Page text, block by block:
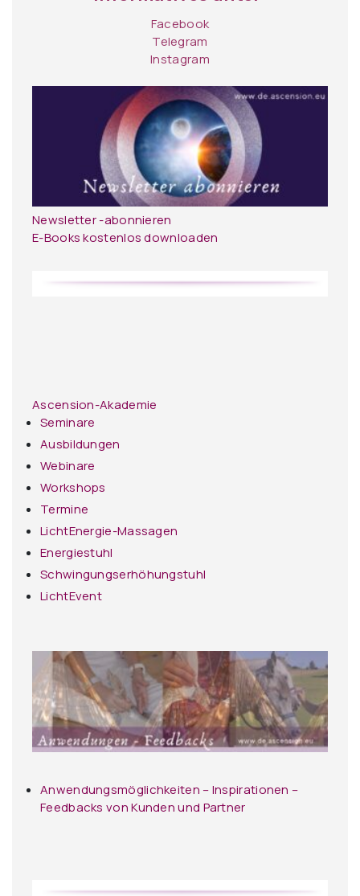
Facebook
Telegram
Instagram
Newsletter -abonnieren
E-Books kostenlos downloaden
Ascension-Akademie
Seminare
Ausbildungen
Webinare
Workshops
Termine
LichtEnergie-Massagen
Energiestuhl
Schwingungserhöhungstuhl
LichtEvent
Anwendungsmöglichkeiten – Inspirationen –
Feedbacks von Kunden und Partner